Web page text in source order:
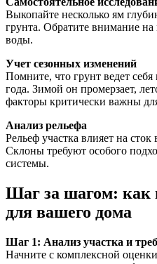
Выкопайте несколько ям
грунта. Обратите внимание
воды.
Учет сезонных изменений
Помните, что грунт ведет
года. Зимой он промерзает,
факторы критически важны
Анализ рельефа
Рельеф участка влияет на
Склоны требуют особого
системы.
Шаг за шагом: как
для вашего дома
Шаг 1: Анализ участка и
Начните с комплексной